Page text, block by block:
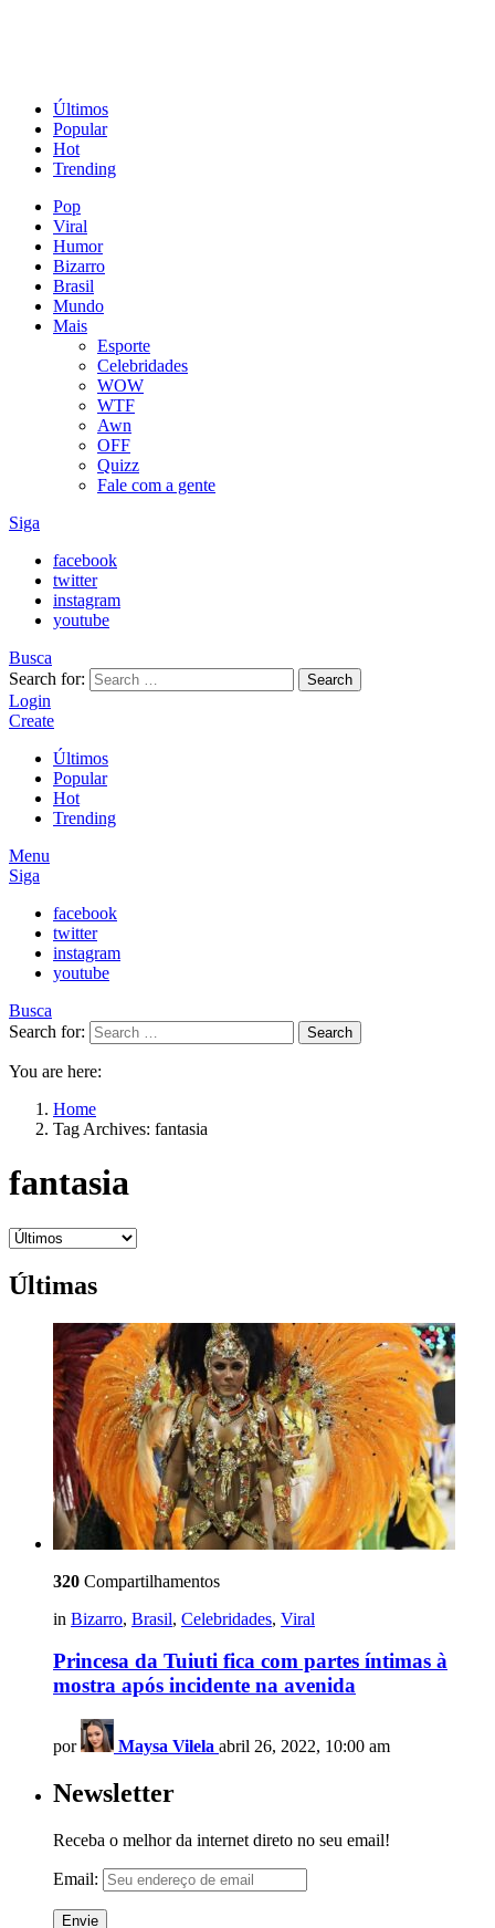
Últimos
Popular
Hot
Trending
Pop
Viral
Humor
Bizarro
Brasil
Mundo
Mais
Esporte
Celebridades
WOW
WTF
Awn
OFF
Quizz
Fale com a gente
Siga
facebook
twitter
instagram
youtube
Busca
Search for:
Search
Login
Create
Últimos
Popular
Hot
Trending
Menu
Siga
facebook
twitter
instagram
youtube
Busca
Search for:
Search
You are here:
Home
Tag Archives: fantasia
fantasia
Últimas
320 Compartilhamentos
in Bizarro, Brasil, Celebridades, Viral
Princesa da Tuiuti fica com partes íntimas à
mostra após incidente na avenida
por Maysa Vilela abril 26, 2022, 10:00 am
Newsletter
Receba o melhor da internet direto no seu email!
Email: